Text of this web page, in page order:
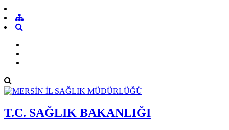
T.C. SAĞLIK BAKANLIĞI